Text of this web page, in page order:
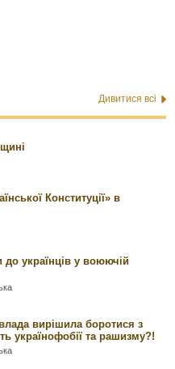
Дивитися всі
Конституції» в
українців у воюючій
вирішила боротися з
українофобії та рашизму?!